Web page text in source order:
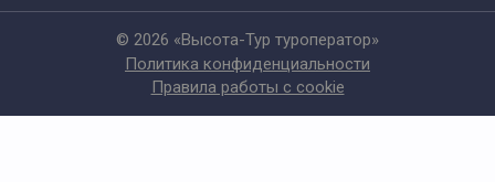
© 2026 «Высота-Тур туроператор»
Политика конфиденциальности
Правила работы с cookie